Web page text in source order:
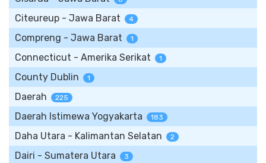
Citeureup - Jawa Barat 4
Compreng - Jawa Barat 1
Connecticut - Amerika Serikat 1
County Dublin 1
Daerah 225
Daerah Istimewa Yogyakarta 183
Daha Utara - Kalimantan Selatan 2
Dairi - Sumatera Utara 3